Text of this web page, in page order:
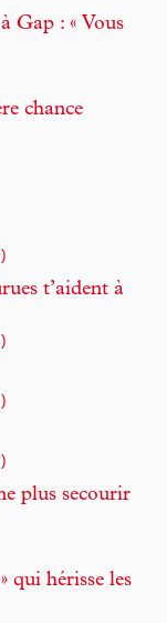
Gap : « Vous
chance
t’aident à
plus secourir
qui hérisse les